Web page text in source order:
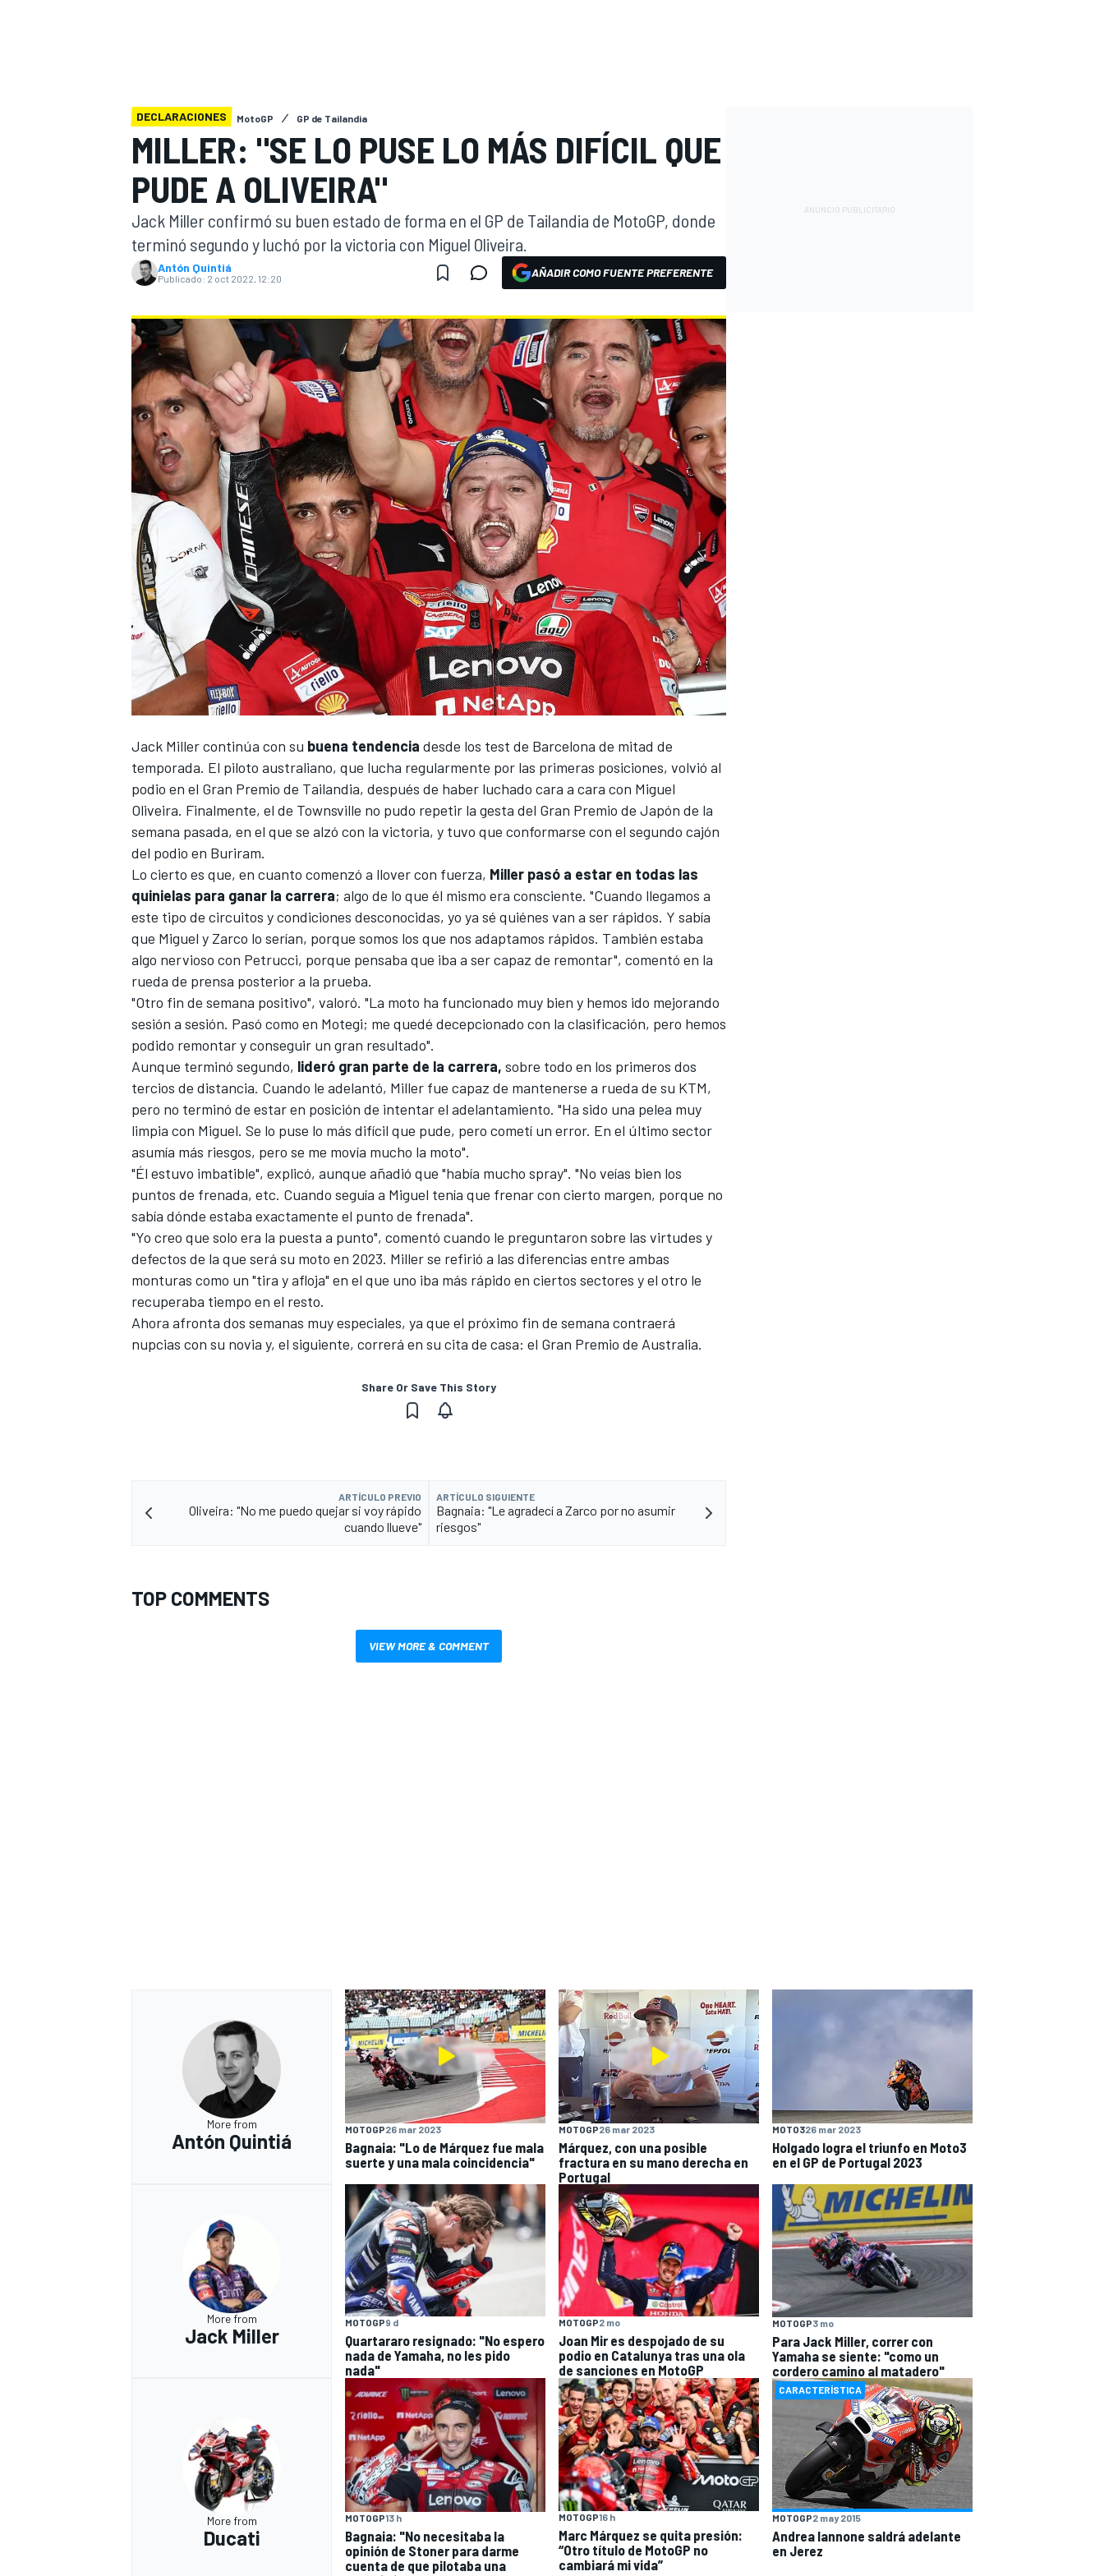
NASCARINDYCAR SPORTSCARRALLYTURISMO
MÁS
DECLARACIONES MotoGP GP de Tailandia
MILLER: "SE LO PUSE LO MÁS DIFÍCIL QUE
PUDE A OLIVEIRA"
Jack Miller confirmó su buen estado de forma en el GP de Tailandia de MotoGP, donde
terminó segundo y luchó por la victoria con Miguel Oliveira.
Antón Quintiá
Publicado: 2 oct 2022, 12:20 AÑADIR COMO FUENTE PREFERENTE
Jack Millercontinúa con su buena tendencia desde los test de Barcelona de mitad de
temporada. El piloto australiano, que lucha regularmente por las primeras posiciones, volvió al
podio en el Gran Premio de Tailandia, después de haber luchado cara a cara con Miguel
Oliveira. Finalmente, el de Townsville no pudo repetir la gesta del Gran Premio de Japón de la
semana pasada, en el que se alzó con la victoria, y tuvo que conformarse con el segundo cajón
del podio en Buriram.
Lo cierto es que, en cuanto comenzó a llover con fuerza, Miller pasó a estar en todas las
quinielas para ganar la carrera; algo de lo que él mismo era consciente. "Cuando llegamos a
este tipo de circuitos y condiciones desconocidas, yo ya sé quiénes van a ser rápidos. Y sabía
que Miguel y Zarco lo serían, porque somos los que nos adaptamos rápidos. También estaba
algo nervioso con Petrucci, porque pensaba que iba a ser capaz de remontar", comentó en la
rueda de prensa posterior a la prueba.
"Otro fin de semana positivo", valoró. "La moto ha funcionado muy bien y hemos ido mejorando
sesión a sesión. Pasó como en Motegi; me quedé decepcionado con la clasificación, pero hemos
podido remontar y conseguir un gran resultado".
Aunque terminó segundo, lideró gran parte de la carrera, sobre todo en los primeros dos
tercios de distancia. Cuando le adelantó, Miller fue capaz de mantenerse a rueda de su KTM,
pero no terminó de estar en posición de intentar el adelantamiento. "Ha sido una pelea muy
limpia con Miguel. Se lo puse lo más difícil que pude, pero cometí un error. En el último sector
asumía más riesgos, pero se me movía mucho la moto".
"Él estuvo imbatible", explicó, aunque añadió que "había mucho spray". "No veías bien los
puntos de frenada, etc. Cuando seguía a Miguel tenía que frenar con cierto margen, porque no
sabía dónde estaba exactamente el punto de frenada".
"Yo creo que solo era la puesta a punto", comentó cuando le preguntaron sobre las virtudes y
defectos de la que será su moto en 2023. Miller se refirió a las diferencias entre ambas
monturas como un "tira y afloja" en el que uno iba más rápido en ciertos sectores y el otro le
recuperaba tiempo en el resto.
Ahora afronta dos semanas muy especiales, ya que el próximo fin de semana contraerá
nupcias con su novia y, el siguiente, correrá en su cita de casa: el Gran Premio de Australia.
Share Or Save This Story
ARTÍCULO PREVIO
Oliveira: "No me puedo quejar si voy rápido
cuando llueve"
ARTÍCULO SIGUIENTE
Bagnaia: "Le agradecí a Zarco por no asumir
riesgos"
TOP COMMENTS
VIEW MORE & COMMENT
More from
Antón Quintiá
MOTOGP26 mar 2023
Bagnaia: "Lo de Márquez fue mala
suerte y una mala coincidencia"
MOTOGP26 mar 2023
Márquez, con una posible
fractura en su mano derecha en
Portugal
MOTO326 mar 2023
Holgado logra el triunfo en Moto3
en el GP de Portugal 2023
More from
Jack Miller
MOTOGP9 d
Quartararo resignado: "No espero
nada de Yamaha, no les pido
nada"
MOTOGP2 mo
Joan Mir es despojado de su
podio en Catalunya tras una ola
de sanciones en MotoGP
MOTOGP3 mo
Para Jack Miller, correr con
Yamaha se siente: "como un
cordero camino al matadero"
More from
Ducati
MOTOGP13 h
Bagnaia: "No necesitaba la
opinión de Stoner para darme
cuenta de que pilotaba una
MOTOGP16 h
Marc Márquez se quita presión:
“Otro título de MotoGP no
cambiará mi vida”
CARACTERÍSTICA
MOTOGP2 may 2015
Andrea Iannone saldrá adelante
en Jerez